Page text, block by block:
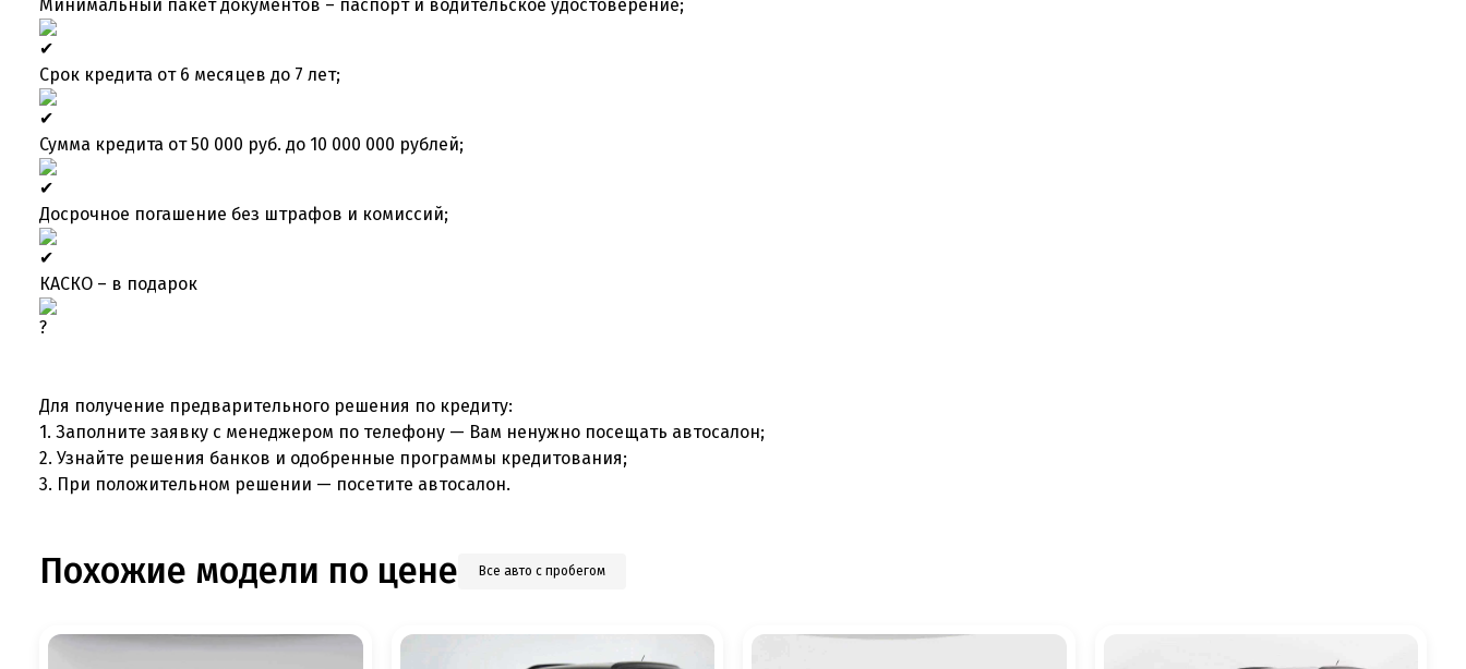
Минимальный пакет документов – паспорт и водительское удостоверение;
Срок кредита от 6 месяцев до 7 лет;
Сумма кредита от 50 000 руб. до 10 000 000 рублей;
Досрочное погашение без штрафов и комиссий;
КАСКО – в подарок
Для получение предварительного решения по кредиту:
1. Заполните заявку с менеджером по телефону — Вам ненужно посещать автосалон;
2. Узнайте решения банков и одобренные программы кредитования;
3. При положительном решении — посетите автосалон.
Похожие модели по цене Все авто с пробегом